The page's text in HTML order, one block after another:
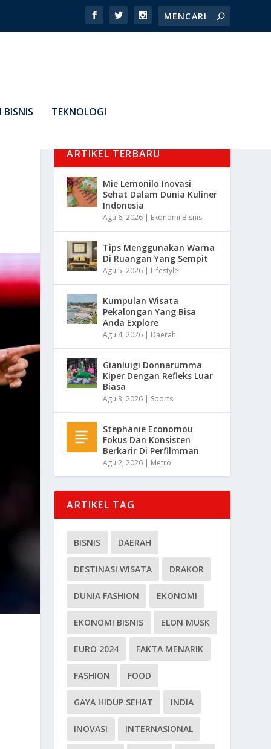
BISNIS TEKNOLOGI
ARTIKEL TERBARU
Mie Lemonilo Inovasi
Sehat Dalam Dunia Kuliner
Indonesia
Agu 6, 2026 | Ekonomi Bisnis
Tips Menggunakan Warna
Di Ruangan Yang Sempit
Agu 5, 2026 | Lifestyle
Kumpulan Wisata
Pekalongan Yang Bisa
Anda Explore
Agu 4, 2026 | Daerah
Gianluigi Donnarumma
Kiper Dengan Refleks Luar
Biasa
Agu 3, 2026 | Sports
Stephanie Economou
Fokus Dan Konsisten
Berkarir Di Perfilmman
Agu 2, 2026 | Metro
ARTIKEL TAG
BISNIS DAERAH
DESTINASI WISATA DRAKOR
DUNIA FASHION EKONOMI
EKONOMI BISNIS ELON MUSK
EURO 2024 FAKTA MENARIK
FASHION FOOD
GAYA HIDUP SEHAT INDIA
INOVASI INTERNASIONAL